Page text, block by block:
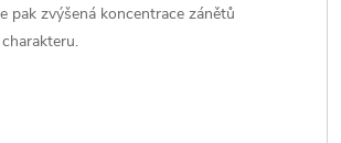
pak zvýšená koncentrace zánětů